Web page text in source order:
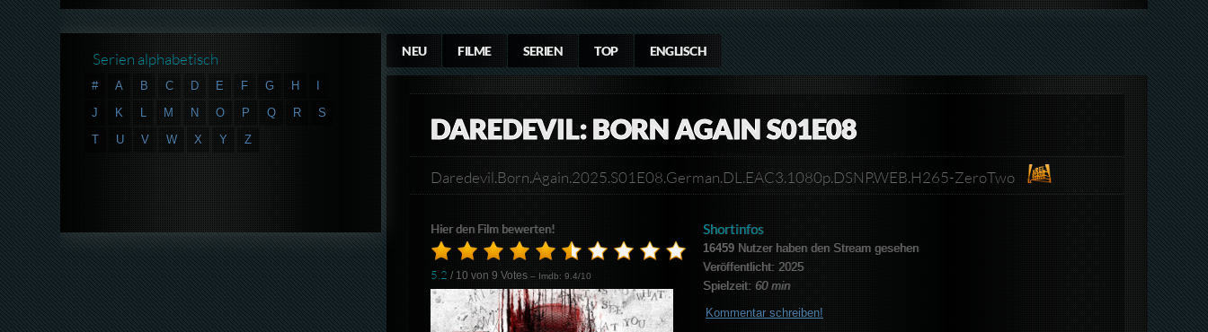
NEU FILME SERIEN TOP ENGLISCH
DAREDEVIL: BORN AGAIN S01E08
Daredevil.Born.Again.2025.S01E08.German.DL.EAC3.1080p.DSNP.WEB.H265-ZeroTwo
Hier den Film bewerten!
5.2 / 10 von9 Votes – Imdb: 9.4/10
Shortinfos
16459Nutzer haben den Stream gesehen
Veröffentlicht: 2025
Spielzeit: 60 min
Kommentar schreiben!
Serien alphabetisch
# A B C D E F G H
J
K L M N O P Q R
S
T
U V W X Y Z